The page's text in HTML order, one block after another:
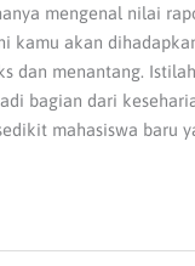
mengenal nilai
kamu akan
dan menantang. Istilah
bagian dari
mahasiswa baru